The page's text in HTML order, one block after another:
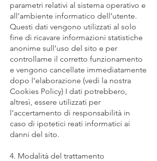
parametri relativi al sistema operativo e
all’ambiente informatico dell’utente.
Questi dati vengono utilizzati al solo
fine di ricavare informazioni statistiche
anonime sull’uso del sito e per
controllarne il corretto funzionamento
e vengono cancellate immediatamente
dopo l’elaborazione (vedi la nostra
Cookies Policy) I dati potrebbero,
altresì, essere utilizzati per
l’accertamento di responsabilità in
caso di ipotetici reati informatici ai
danni del sito.
4. Modalità del trattamento